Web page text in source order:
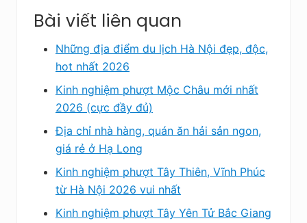
Bài viết liên quan
Những địa điểm du lịch Hà Nội đẹp, độc,
hot nhất 2026
Kinh nghiệm phượt Mộc Châu mới nhất
2026 (cực đầy đủ)
Địa chỉ nhà hàng, quán ăn hải sản ngon,
giá rẻ ở Hạ Long
Kinh nghiệm phượt Tây Thiên, Vĩnh Phúc
từ Hà Nội 2026 vui nhất
Kinh nghiệm phượt Tây Yên Tử Bắc Giang